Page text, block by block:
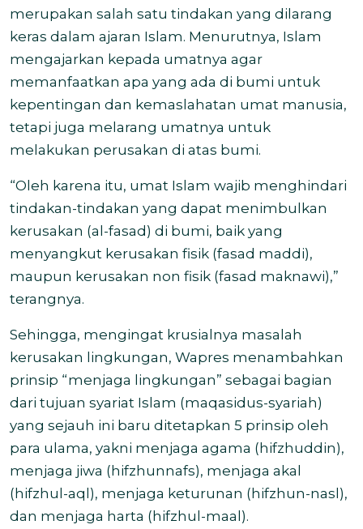
merupakan salah satu tindakan yang dilarang
keras dalam ajaran Islam. Menurutnya, Islam
mengajarkan kepada umatnya agar
memanfaatkan apa yang ada di bumi untuk
kepentingan dan kemaslahatan umat manusia,
tetapi juga melarang umatnya untuk
melakukan perusakan di atas bumi.
“Oleh karena itu, umat Islam wajib menghindari
tindakan-tindakan yang dapat menimbulkan
kerusakan (al-fasad) di bumi, baik yang
menyangkut kerusakan fisik (fasad maddi),
maupun kerusakan non fisik (fasad maknawi),”
terangnya.
Sehingga, mengingat krusialnya masalah
kerusakan lingkungan, Wapres menambahkan
prinsip “menjaga lingkungan” sebagai bagian
dari tujuan syariat Islam (maqasidus-syariah)
yang sejauh ini baru ditetapkan 5 prinsip oleh
para ulama, yakni menjaga agama (hifzhuddin),
menjaga jiwa (hifzhunnafs), menjaga akal
(hifzhul-aql), menjaga keturunan (hifzhun-nasl),
dan menjaga harta (hifzhul-maal).